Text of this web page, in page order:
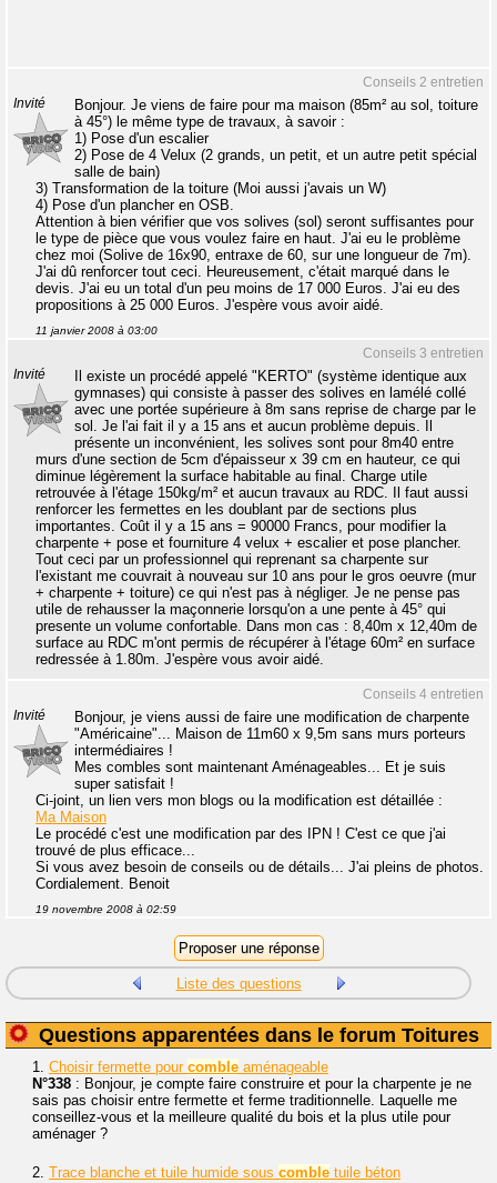
Conseils 2 entretien
Invité
Bonjour. Je viens de faire pour ma maison (85m² au sol, toiture
à 45°) le même type de travaux, à savoir :
1) Pose d'un escalier
2) Pose de 4 Velux (2 grands, un petit, et un autre petit spécial
salle de bain)
3) Transformation de la toiture (Moi aussi j'avais un W)
4) Pose d'un plancher en OSB.
Attention à bien vérifier que vos solives (sol) seront suffisantes pour
le type de pièce que vous voulez faire en haut. J'ai eu le problème
chez moi (Solive de 16x90, entraxe de 60, sur une longueur de 7m).
J'ai dû renforcer tout ceci. Heureusement, c'était marqué dans le
devis. J'ai eu un total d'un peu moins de 17 000 Euros. J'ai eu des
propositions à 25 000 Euros. J'espère vous avoir aidé.
11 janvier 2008 à 03:00
Conseils 3 entretien
Invité
Il existe un procédé appelé "KERTO" (système identique aux
gymnases) qui consiste à passer des solives en lamélé collé
avec une portée supérieure à 8m sans reprise de charge par le
sol. Je l'ai fait il y a 15 ans et aucun problème depuis. Il
présente un inconvénient, les solives sont pour 8m40 entre
murs d'une section de 5cm d'épaisseur x 39 cm en hauteur, ce qui
diminue légèrement la surface habitable au final. Charge utile
retrouvée à l'étage 150kg/m² et aucun travaux au RDC. Il faut aussi
renforcer les fermettes en les doublant par de sections plus
importantes. Coût il y a 15 ans = 90000 Francs, pour modifier la
charpente + pose et fourniture 4 velux + escalier et pose plancher.
Tout ceci par un professionnel qui reprenant sa charpente sur
l'existant me couvrait à nouveau sur 10 ans pour le gros oeuvre (mur
+ charpente + toiture) ce qui n'est pas à négliger. Je ne pense pas
utile de rehausser la maçonnerie lorsqu'on a une pente à 45° qui
presente un volume confortable. Dans mon cas : 8,40m x 12,40m de
surface au RDC m'ont permis de récupérer à l'étage 60m² en surface
redressée à 1.80m. J'espère vous avoir aidé.
Conseils 4 entretien
Invité
Bonjour, je viens aussi de faire une modification de charpente
"Américaine"... Maison de 11m60 x 9,5m sans murs porteurs
intermédiaires !
Mes combles sont maintenant Aménageables... Et je suis
super satisfait !
Ci-joint, un lien vers mon blogs ou la modification est détaillée :
Ma Maison
Le procédé c'est une modification par des IPN ! C'est ce que j'ai
trouvé de plus efficace...
Si vous avez besoin de conseils ou de détails... J'ai pleins de photos.
Cordialement. Benoit
19 novembre 2008 à 02:59
Liste des questions
Questions apparentées dans le forum Toitures
1. Choisir fermette pour comble aménageable
N°338 : Bonjour, je compte faire construire et pour la charpente je ne
sais pas choisir entre fermette et ferme traditionnelle. Laquelle me
conseillez-vous et la meilleure qualité du bois et la plus utile pour
aménager ?
2. Trace blanche et tuile humide sous comble tuile béton